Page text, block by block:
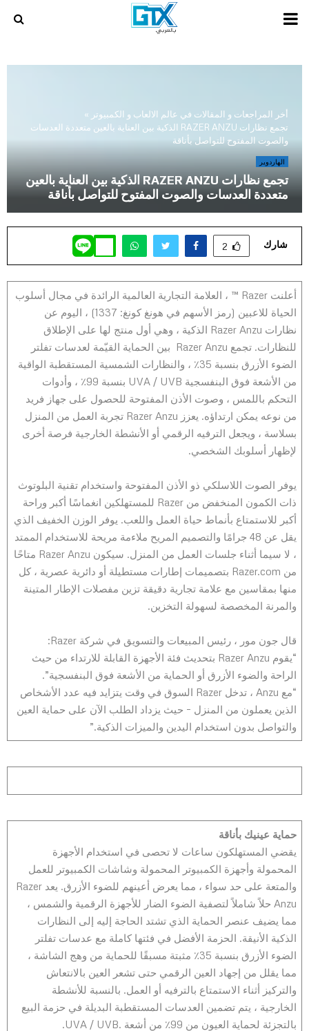
PRIMARY
أخر المراجعات و المقالات في عالم الالعاب و الكمبيوتر »
تجمع نظارات RAZER ANZU الذكية بين العناية بالعين متعددة العدسات
والصوت المفتوح للتواصل بأناقة
الهاردوير
تجمع نظارات RAZER ANZU الذكية بين العناية بالعين
متعددة العدسات والصوت المفتوح للتواصل بأناقة
شارك 2
أعلنت Razer ™ ، العلامة التجارية العالمية الرائدة في مجال أسلوب
الحياة للاعبين (رمز الأسهم في هونغ كونغ: 1337) ، اليوم عن
نظارات Razer Anzu الذكية ، وهي أول منتج لها على الإطلاق
للنظارات. تجمع Razer Anzu بين الحماية القيّمة لعدسات تفلتر
الضوء الأزرق بنسبة 35٪ ، والنظارات الشمسية المستقطبة الواقية
من الأشعة فوق البنفسجية UVA / UVB بنسبة 99٪ ، وأدوات
التحكم باللمس ، وصوت الأذن المفتوحة للحصول على جهاز فريد
من نوعه يمكن ارتداؤه. يعزز Razer Anzu تجربة العمل من المنزل
بسلاسة ، ويجعل الترفيه الرقمي أو الأنشطة الخارجية فرصة أخرى
لإظهار أسلوبك الشخصي.
يوفر الصوت اللاسلكي ذو الأذن المفتوحة واستخدام تقنية البلوتوث
ذات الكمون المنخفض من Razer للمستهلكين انغماسًا أكبر وراحة
أكبر للاستمتاع بأنماط حياة العمل واللعب. يوفر الوزن الخفيف الذي
يقل عن 48 جرامًا والتصميم المريح ملاءمة مريحة للاستخدام الممتد
، لا سيما أثناء جلسات العمل من المنزل. سيكون Razer Anzu متاحًا
من Razer.com بتصميمات إطارات مستطيلة أو دائرية عصرية ، كل
منها بمقاسين مع علامة تجارية دقيقة تزين مفصلات الإطار المتينة
والمرنة المخصصة لسهولة التخزين.
قال جون مور ، رئيس المبيعات والتسويق في شركة Razer:
“يقوم Razer Anzu بتحديث فئة الأجهزة القابلة للارتداء من حيث
الراحة والضوء الأزرق أو الحماية من الأشعة فوق البنفسجية”.
“مع Anzu ، تدخل Razer السوق في وقت يتزايد فيه عدد الأشخاص
الذين يعملون من المنزل – حيث يزداد الطلب الآن على حماية العين
والتواصل بدون استخدام اليدين والميزات الذكية.”
حماية عينيك بأناقة
يقضي المستهلكون ساعات لا تحصى في استخدام الأجهزة
المحمولة وأجهزة الكمبيوتر المحمولة وشاشات الكمبيوتر للعمل
والمتعة على حد سواء ، مما يعرض أعينهم للضوء الأزرق. يعد Razer
Anzu حلاً شاملاً لتصفية الضوء الضار للأجهزة الرقمية والشمس ،
مما يضيف عنصر الحماية الذي تشتد الحاجة إليه إلى النظارات
الذكية الأنيقة. الحزمة الأفضل في فئتها كاملة مع عدسات تفلتر
الضوء الأزرق بنسبة 35٪ مثبتة مسبقًا للحماية من وهج الشاشة ،
مما يقلل من إجهاد العين الرقمي حتى تشعر العين بالانتعاش
والتركيز أثناء الاستمتاع بالترفيه أو العمل. بالنسبة للأنشطة
الخارجية ، يتم تضمين العدسات المستقطبة البديلة في حزمة البيع
بالتجزئة لحماية العيون من 99٪ من أشعة .UVA / UVB.